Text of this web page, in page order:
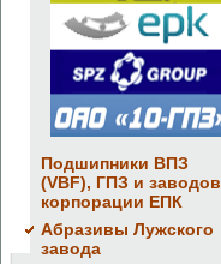
Подшипники ВПЗ
(VBF), ГПЗ и заводов
корпорации ЕПК
Абразивы Лужского
завода